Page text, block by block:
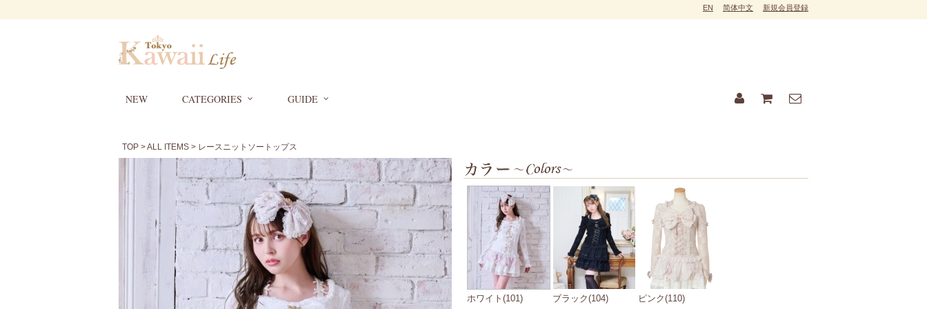
EN 简体中文 新規会員登録
NEW CATEGORIES GUIDE
TOP >ALL ITEMS > レースニットソートップス
ホワイト(101) ブラック(104) ピンク(110)